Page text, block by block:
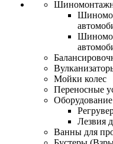
Мойки колес
Переносные
Оборудование
Лезвия
Ванны для